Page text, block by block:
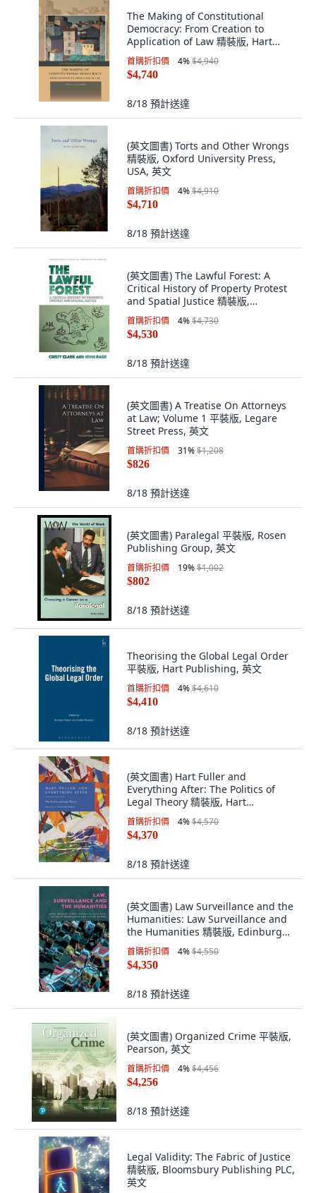
The Making of Constitutional
Democracy: From Creation to
Application of Law 精裝版, Hart
Publishing, 英文
首購折扣價 4%$4,940
$4,740
8/18 預計送達
(英文圖書) Torts and Other Wrongs
精裝版, Oxford University Press,
USA, 英文
首購折扣價 4%$4,910
$4,710
8/18 預計送達
(英文圖書) The Lawful Forest: A
Critical History of Property Protest
and Spatial Justice 精裝版,
Edinburgh University Press, 英文
首購折扣價 4%$4,730
$4,530
8/18 預計送達
(英文圖書) A Treatise On Attorneys
at Law; Volume 1 平裝版, Legare
Street Press, 英文
首購折扣價 31%$1,208
$826
8/18 預計送達
(英文圖書) Paralegal 平裝版, Rosen
Publishing Group, 英文
首購折扣價 19%$1,002
$802
8/18 預計送達
Theorising the Global Legal Order
平裝版, Hart Publishing, 英文
首購折扣價 4%$4,610
$4,410
8/18 預計送達
(英文圖書) Hart Fuller and
Everything After: The Politics of
Legal Theory 精裝版, Hart
Publishing, 英文
首購折扣價 4%$4,570
$4,370
8/18 預計送達
(英文圖書) Law Surveillance and the
Humanities: Law Surveillance and
the Humanities 精裝版, Edinburgh
University Press, 英文
首購折扣價 4%$4,550
$4,350
8/18 預計送達
(英文圖書) Organized Crime 平裝版,
Pearson, 英文
首購折扣價 4%$4,456
$4,256
8/18 預計送達
Legal Validity: The Fabric of Justice
精裝版, Bloomsbury Publishing PLC,
英文